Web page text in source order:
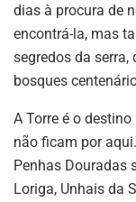
dias à procura de
encontrá-la, mas
segredos da
bosques
A Torre é o
não ficam por
Penhas Douradas
Loriga, Unhais da